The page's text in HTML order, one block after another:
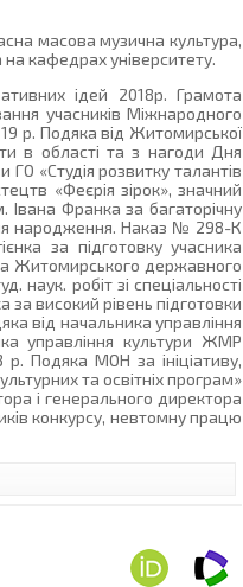
масова музична культура,
кафедрах університету.
ідей 2018р. Грамота
учасників Міжнародного
р. Подяка від Житомирської
в області та з нагоди Дня
«Студія розвитку талантів
«Феєрія зірок», значний
Івана Франка за багаторічну
народження. Наказ № 298-К
за підготовку учасника
Житомирського державного
наук. робіт зі спеціальності
високий рівень підготовки
від начальника управління
управління культури ЖМР
р. Подяка МОН за ініціативу,
та освітніх програм»
і генерального директора
конкурсу, невтомну працю